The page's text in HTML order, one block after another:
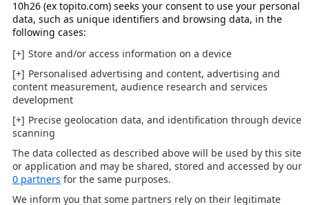
toute sa vie en description, sans oublier ses
deux chiens, le Kangoo, et ses cours de Yoga le
lundi soir. Le souci c'est que ça donne très très
envie de partir en courant sans jamais se
retourner.
Voilà, maintenant il ne vous reste plus qu'à
trouver l'âme sœur !